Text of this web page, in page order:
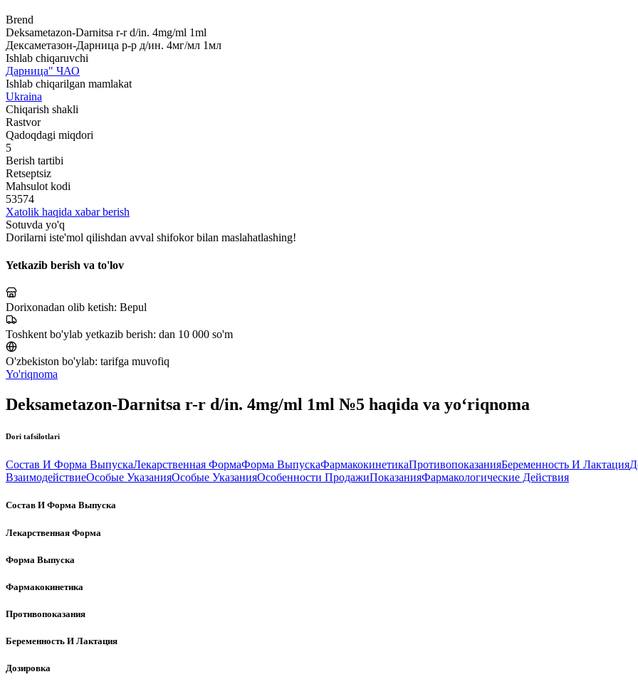
Brend
Deksametazon-Darnitsa r-r d/in. 4mg/ml 1ml
Дексаметазон-Дарница р-р д/ин. 4мг/мл 1мл
Ishlab chiqaruvchi
Дарница" ЧАО
Ishlab chiqarilgan mamlakat
Ukraina
Chiqarish shakli
Rastvor
Qadoqdagi miqdori
5
Berish tartibi
Retseptsiz
Mahsulot kodi
53574
Xatolik haqida xabar berish
Sotuvda yo'q
Dorilarni iste'mol qilishdan avval shifokor bilan maslahatlashing!
Yetkazib berish va to'lov
Dorixonadan olib ketish: Bepul
Toshkent bo'ylab yetkazib berish: dan 10 000 so'm
O'zbekiston bo'ylab: tarifga muvofiq
Yo'riqnoma
Deksametazon-Darnitsa r-r d/in. 4mg/ml 1ml №5 haqida va yo‘riqnoma
Dori tafsilotlari
Состав И Форма ВыпускаЛекарственная ФормаФорма ВыпускаФармакокинетикаПротивопоказанияБеременность И Лактация
ВзаимодействиеОсобые УказанияОсобые УказанияОсобенности ПродажиПоказанияФармакологические Действия
Состав И Форма Выпуска
Лекарственная Форма
Форма Выпуска
Фармакокинетика
Противопоказания
Беременность И Лактация
Дозировка